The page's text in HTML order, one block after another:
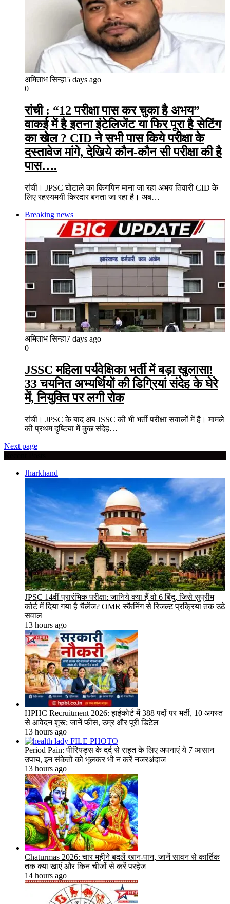
अमिताभ सिन्हा5 days ago
0
रांची : “12 परीक्षा पास कर चुका है अभय”
वाकई में है इतना इंटेलिजेंट या फिर पूरा है सेटिंग
का खेल ? CID ने सभी पास किये परीक्षा के
दस्तावेज मांगे, देखिये कौन-कौन सी परीक्षा की है
पास….
रांची। JPSC घोटाले का किंगपिन माना जा रहा अभय तिवारी CID के
लिए रहस्यमयी किरदार बनता जा रहा है। अब…
Breaking news
अमिताभ सिन्हा7 days ago
0
JSSC महिला पर्यवेक्षिका भर्ती में बड़ा खुलासा!
33 चयनित अभ्यर्थियों की डिग्रियां संदेह के घेरे
में, नियुक्ति पर लगी रोक
रांची। JPSC के बाद अब JSSC की भी भर्ती परीक्षा सवालों में है। मामले
की प्रथम दृष्टिया में कुछ संदेह…
Next page
Jharkhand
JPSC 14वीं प्रारंभिक परीक्षा: जानिये क्या हैं वो 6 बिंदु, जिसे सुप्रीम
कोर्ट में दिया गया है चैलेंज? OMR स्कैनिंग से रिजल्ट प्रक्रिया तक उठे
सवाल
13 hours ago
HPHC Recruitment 2026: हाईकोर्ट में 388 पदों पर भर्ती, 10 अगस्त
से आवेदन शुरू; जानें फीस, उम्र और पूरी डिटेल
13 hours ago
Period Pain: पीरियड्स के दर्द से राहत के लिए अपनाएं ये 7 आसान
उपाय, इन संकेतों को भूलकर भी न करें नजरअंदाज
13 hours ago
Chaturmas 2026: चार महीने बदलें खान-पान, जानें सावन से कार्तिक
तक क्या खाएं और किन चीजों से करें परहेज
14 hours ago